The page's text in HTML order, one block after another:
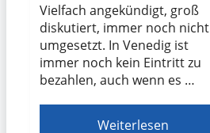
Vielfach angekündigt, groß
diskutiert, immer noch nicht
umgesetzt. In Venedig ist
immer noch kein Eintritt zu
bezahlen, auch wenn es …
Weiterlesen